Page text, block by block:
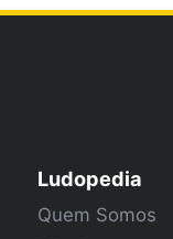
Ludopedia
Quem Somos